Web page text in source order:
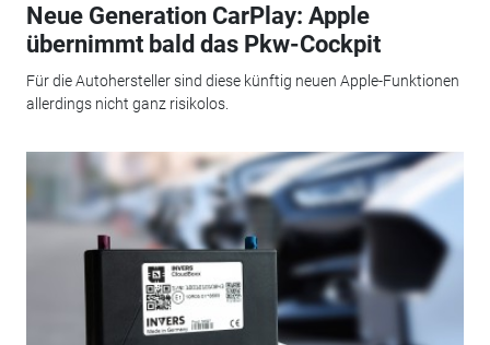
Neue Generation CarPlay: Apple
übernimmt bald das Pkw-Cockpit
Für die Autohersteller sind diese künftig neuen Apple-Funktionen
allerdings nicht ganz risikolos.